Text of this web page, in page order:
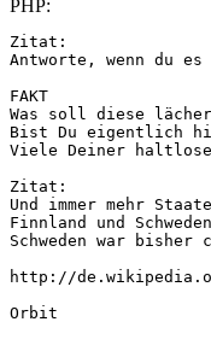
PHP:
Zitat:
Antworte, wenn du
FAKT
Was soll diese
Bist Du eigentlich
Viele Deiner
Zitat:
Und immer mehr
Finnland und
Schweden war
http://
Orbit